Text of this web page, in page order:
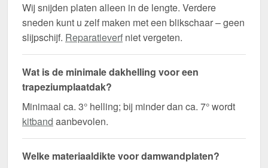
Wij snijden platen alleen in de lengte. Verdere
sneden kunt u zelf maken met een blikschaar – geen
slijpschijf. Reparatieverf niet vergeten.
Wat is de minimale dakhelling voor een
trapeziumplaatdak?
Minimaal ca. 3° helling; bij minder dan ca. 7° wordt
kitband aanbevolen.
Welke materiaaldikte voor damwandplaten?